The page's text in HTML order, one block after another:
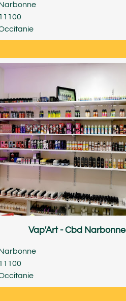
11100
Vap'Art - Cbd Narbonne
11100